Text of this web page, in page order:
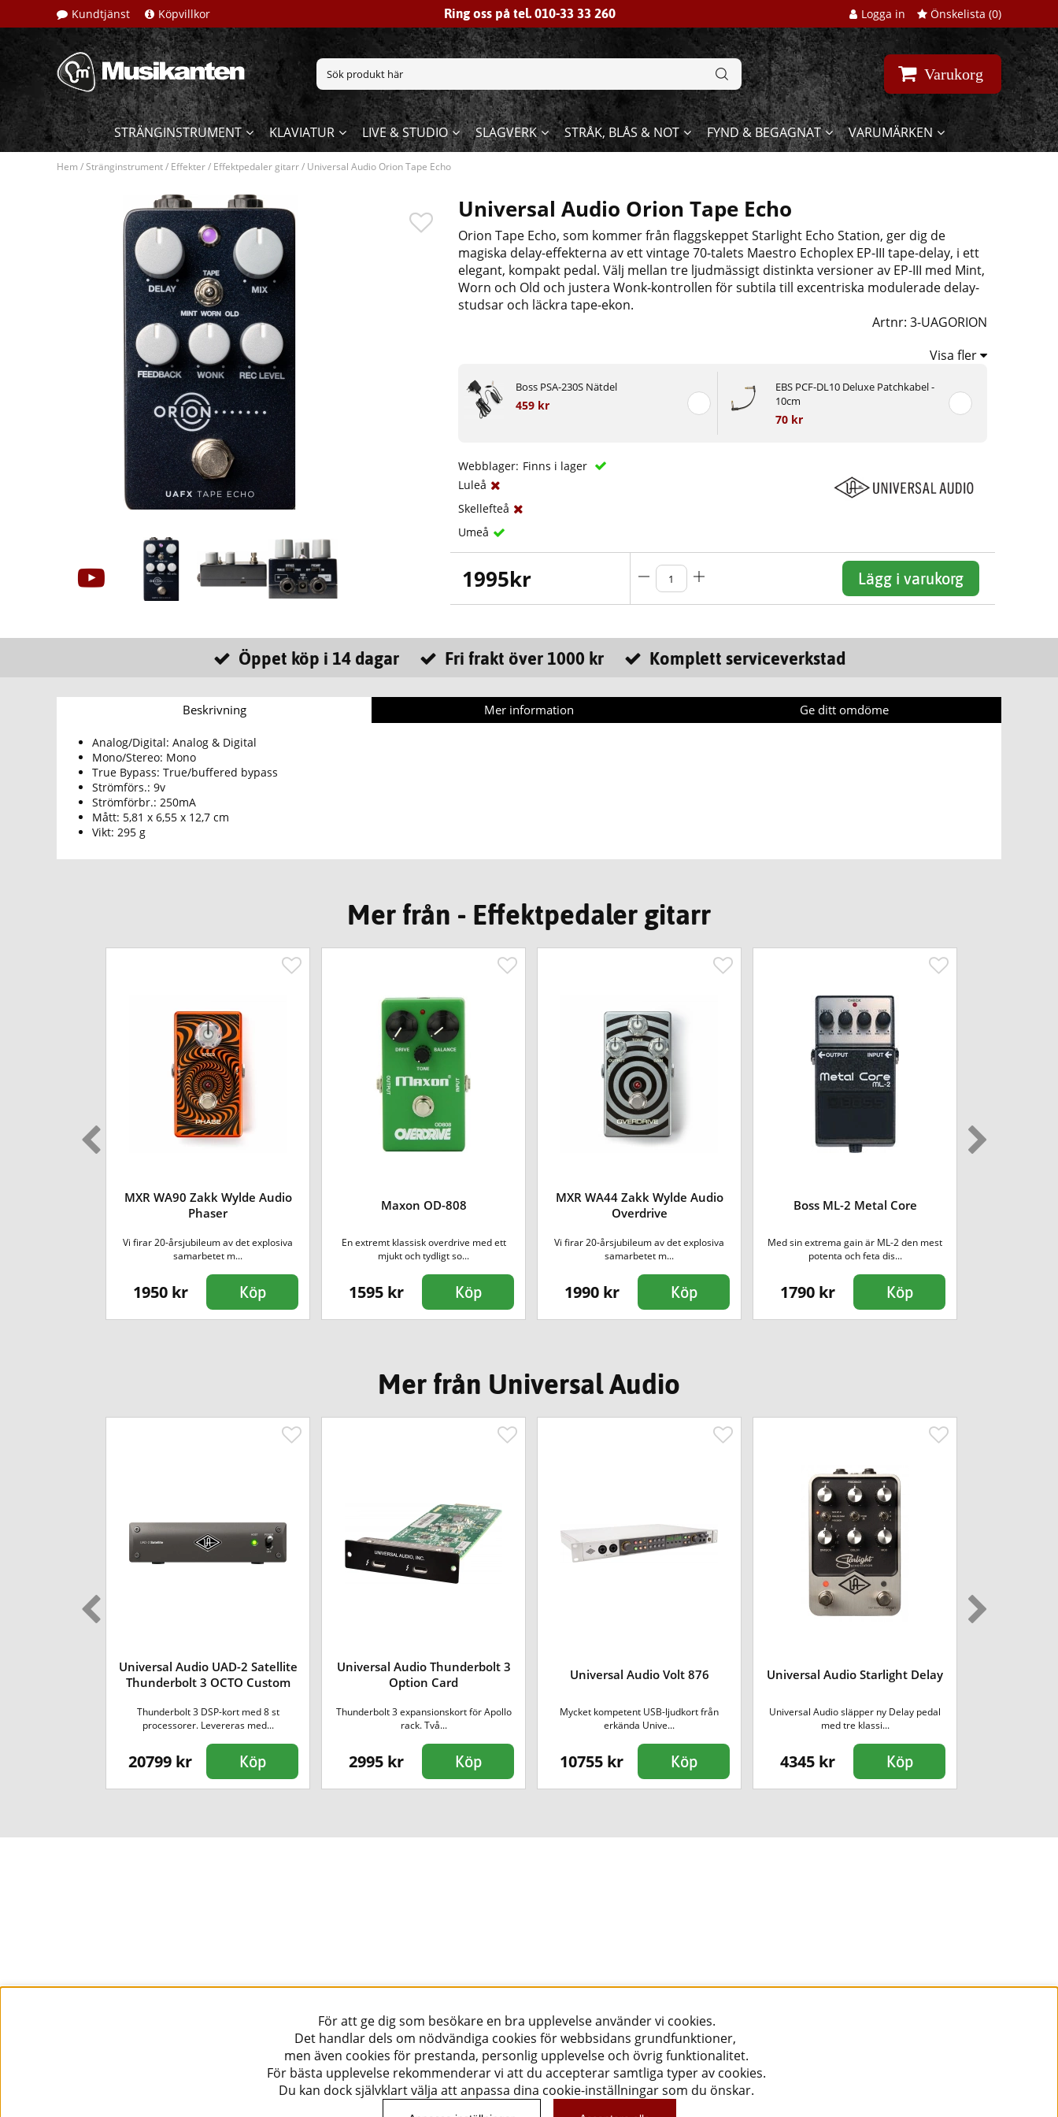
Kundtjänst Köpvillkor Ring oss på tel. 010-33 33 260 Logga in Önskelista (0)
Varukorg
STRÄNGINSTRUMENT KLAVIATUR LIVE & STUDIO SLAGVERK STRÅK, BLÅS & NOT FYND & BEGAGNAT VARUMÄRKEN
Hem /Stränginstrument/ Effekter/ Effektpedaler gitarr/ Universal Audio Orion Tape Echo
Universal Audio Orion Tape Echo
Orion Tape Echo, som kommer från flaggskeppet Starlight Echo Station, ger dig de
magiska delay-effekterna av ett vintage 70-talets Maestro Echoplex EP-III tape-delay, i ett
elegant, kompakt pedal. Välj mellan tre ljudmässigt distinkta versioner av EP-III med Mint,
Worn och Old och justera Wonk-kontrollen för subtila till excentriska modulerade delay-
studsar och läckra tape-ekon.
Artnr: 3-UAGORION
Visa fler
Boss PSA-230S Nätdel
459 kr
EBS PCF-DL10 Deluxe Patchkabel -
10cm
70 kr
Webblager: Finns i lager
Luleå
Skellefteå
Umeå
1995kr Lägg i varukorg
Öppet köp i 14 dagar Fri frakt över 1000 kr Komplett serviceverkstad
Beskrivning Mer information Ge ditt omdöme
Analog/Digital: Analog & Digital
Mono/Stereo: Mono
True Bypass: True/buffered bypass
Strömförs.: 9v
Strömförbr.: 250mA
Mått: 5,81 x 6,55 x 12,7 cm
Vikt: 295 g
Mer från - Effektpedaler gitarr
MXR WA90 Zakk Wylde Audio
Phaser
Vi firar 20-årsjubileum av det explosiva
samarbetet m...
1950 kr Köp
Maxon OD-808
En extremt klassisk overdrive med ett
mjukt och tydligt so...
1595 kr Köp
MXR WA44 Zakk Wylde Audio
Overdrive
Vi firar 20-årsjubileum av det explosiva
samarbetet m...
1990 kr Köp
Boss ML-2 Metal Core
Med sin extrema gain är ML-2 den mest
potenta och feta dis...
1790 kr Köp
Mer från Universal Audio
Universal Audio UAD-2 Satellite
Thunderbolt 3 OCTO Custom
Thunderbolt 3 DSP-kort med 8 st
processorer. Levereras med...
20799 kr Köp
Universal Audio Thunderbolt 3
Option Card
Thunderbolt 3 expansionskort för Apollo
rack. Två...
2995 kr Köp
Universal Audio Volt 876
Mycket kompetent USB-ljudkort från
erkända Unive...
10755 kr Köp
Universal Audio Starlight Delay
Universal Audio släpper ny Delay pedal
med tre klassi...
4345 kr Köp
För att ge dig som besökare en bra upplevelse använder vi cookies.
Det handlar dels om nödvändiga cookies för webbsidans grundfunktioner,
men även cookies för prestanda, personlig upplevelse och övrig funktionalitet.
För bästa upplevelse rekommenderar vi att du accepterar samtliga typer av cookies.
Du kan dock självklart välja att anpassa dina cookie-inställningar som du önskar.